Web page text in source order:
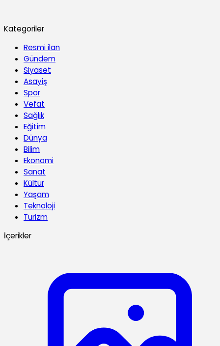
Kategoriler
Resmi ilan
Gündem
Siyaset
Asayiş
Spor
Vefat
Sağlık
Eğitim
Dünya
Bilim
Ekonomi
Sanat
Kültür
Yaşam
Teknoloji
Turizm
İçerikler